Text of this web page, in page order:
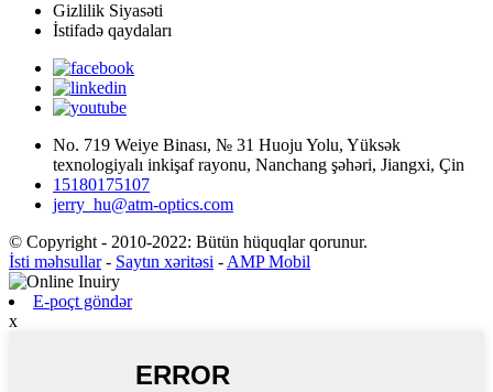
Gizlilik Siyasəti
İstifadə qaydaları
No. 719 Weiye Binası, № 31 Huoju Yolu, Yüksək
texnologiyalı inkişaf rayonu, Nanchang şəhəri, Jiangxi, Çin
15180175107
jerry_hu@atm-optics.com
© Copyright - 2010-2022: Bütün hüquqlar qorunur.
İsti məhsullar- Saytın xəritəsi - AMP Mobil
E-poçt göndər
x